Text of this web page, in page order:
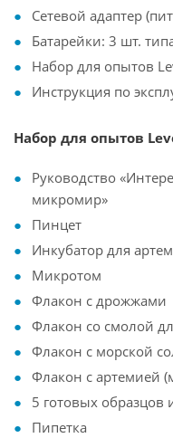
Сетевой адаптер
Батарейки: 3 шт.
Набор для опытов
Инструкция по
Набор для опытов
Руководство
микромир»
Пинцет
Инкубатор для
Микротом
Флакон с дрожжами
Флакон со смолой
Флакон с морской
Флакон с артемией
5 готовых образцов
Пипетка